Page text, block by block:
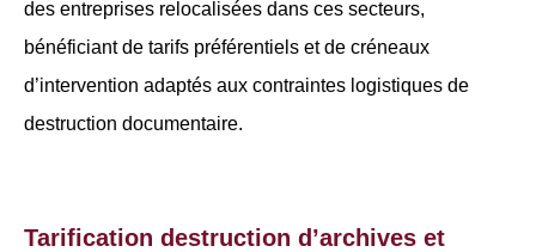
des entreprises relocalisées dans ces secteurs,
bénéficiant de tarifs préférentiels et de créneaux
d’intervention adaptés aux contraintes logistiques de
destruction documentaire.
Tarification destruction d’archives et